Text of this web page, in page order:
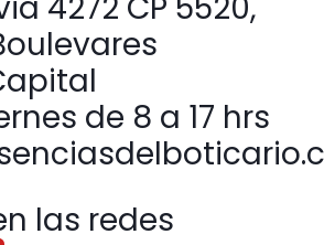
4272 CP 5520,
de 8 a 17 hrs
las redes